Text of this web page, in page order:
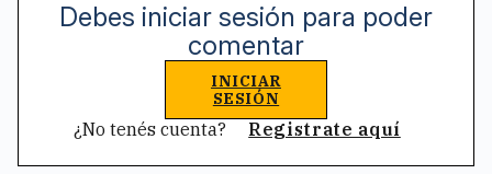
Debes iniciar sesión para poder
comentar
INICIAR
SESIÓN
¿No tenés cuenta? Registrate aquí